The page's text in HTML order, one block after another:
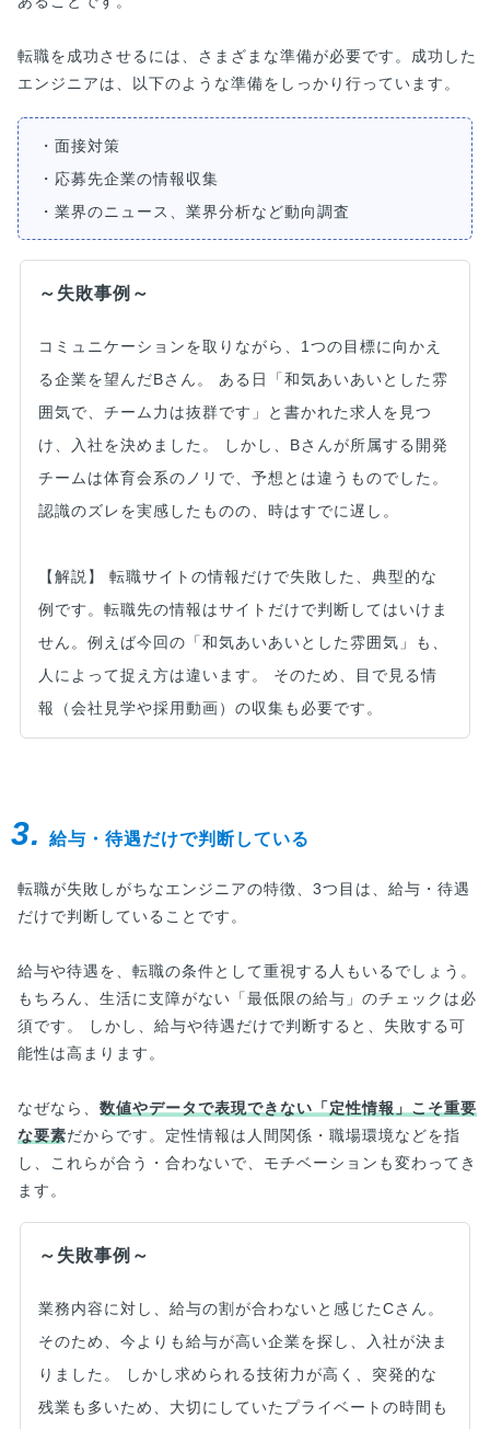
転職を成功させるには、さまざまな準備が必要です。成功した
エンジニアは、以下のような準備をしっかり行っています。
・面接対策
・応募先企業の情報収集
・業界のニュース、業界分析など動向調査
～失敗事例～
コミュニケーションを取りながら、1つの目標に向かえ
る企業を望んだBさん。 ある日「和気あいあいとした雰
囲気で、チーム力は抜群です」と書かれた求人を見つ
け、入社を決めました。 しかし、Bさんが所属する開発
チームは体育会系のノリで、予想とは違うものでした。
認識のズレを実感したものの、時はすでに遅し。
【解説】 転職サイトの情報だけで失敗した、典型的な
例です。転職先の情報はサイトだけで判断してはいけま
せん。例えば今回の「和気あいあいとした雰囲気」も、
人によって捉え方は違います。 そのため、目で見る情
報（会社見学や採用動画）の収集も必要です。
3. 給与・待遇だけで判断している
転職が失敗しがちなエンジニアの特徴、3つ目は、給与・待遇
だけで判断していることです。
給与や待遇を、転職の条件として重視する人もいるでしょう。
もちろん、生活に支障がない「最低限の給与」のチェックは必
須です。 しかし、給与や待遇だけで判断すると、失敗する可
能性は高まります。
なぜなら、 数値やデータで表現できない「定性情報」こそ重要
な要素だからです。定性情報は人間関係・職場環境などを指
し、これらが合う・合わないで、モチベーションも変わってき
ます。
～失敗事例～
業務内容に対し、給与の割が合わないと感じたCさん。
そのため、今よりも給与が高い企業を探し、入社が決ま
りました。 しかし求められる技術力が高く、突発的な
残業も多いため、大切にしていたプライベートの時間も